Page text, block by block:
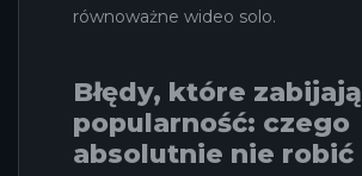
równoważne wideo solo.
Błędy, które zabijają
popularność: czego
absolutnie nie robić